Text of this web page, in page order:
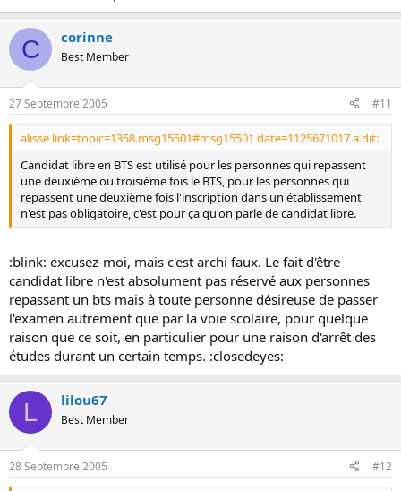
C corinne
Best Member
27 Septembre 2005 #11
alisse link=topic=1358.msg15501#msg15501 date=1125671017 a dit:
Candidat libre en BTS est utilisé pour les personnes qui repassent
une deuxième ou troisième fois le BTS, pour les personnes qui
repassent une deuxième fois l'inscription dans un établissement
n'est pas obligatoire, c'est pour ça qu'on parle de candidat libre.
:blink: excusez-moi, mais c'est archi faux. Le fait d'être
candidat libre n'est absolument pas réservé aux personnes
repassant un bts mais à toute personne désireuse de passer
l'examen autrement que par la voie scolaire, pour quelque
raison que ce soit, en particulier pour une raison d'arrêt des
études durant un certain temps. :closedeyes:
L lilou67
Best Member
28 Septembre 2005 #12